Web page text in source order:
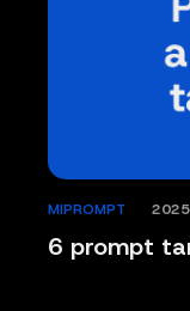
6 prompt
MIPROMPT